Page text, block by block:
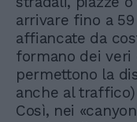
arrivare fino a
affiancate da
formano dei veri
permettono la
anche al
Così, nei